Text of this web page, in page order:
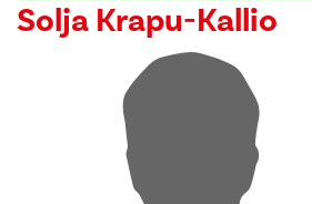
Solja Krapu-Kallio